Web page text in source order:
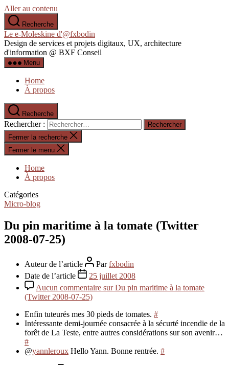
Aller au contenu
Recherche
Le e-Moleskine d'@fxbodin
Design de services et projets digitaux, UX, architecture
d'information @ BXF Conseil
Menu
Home
À propos
Recherche
Rechercher :
Fermer la recherche
Fermer le menu
Home
À propos
Catégories
Micro-blog
Du pin maritime à la tomate (Twitter
2008-07-25)
Auteur de l’article Parfxbodin
Date de l’article
25 juillet 2008
Aucun commentaire sur Du pin maritime à la tomate
(Twitter 2008-07-25)
Enfin tuteurés mes 30 pieds de tomates. #
Intéressante demi-journée consacrée à la sécurté incendie de la
forêt de La Teste, entre autres considérations sur son avenir…
#
@yannleroux Hello Yann. Bonne rentrée. #